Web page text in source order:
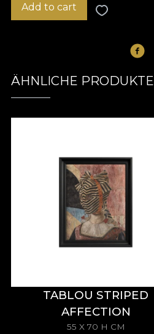
Add to cart
ÄHNLICHE PRODUKTE
TABLOU STRIPED
AFFECTION
55 X 70 H CM